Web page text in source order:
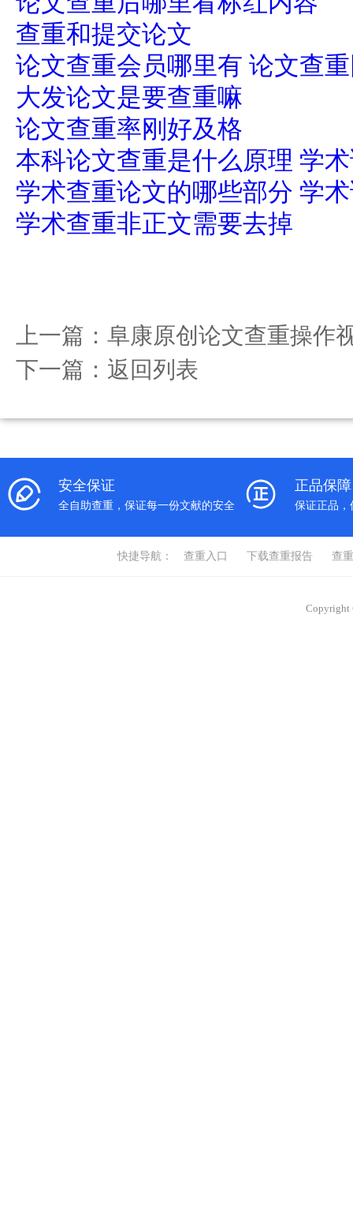
查重和提交论文
论文查重会员哪里有 论文查
大发论文是要查重嘛
论文查重率刚好及格
本科论文查重是什么原理 学
学术查重论文的哪些部分 学
学术查重非正文需要去掉
上一篇： 阜康原创论文查重操作
下一篇： 返回列表
安全保证
全自助查重，保证每一份文献的安全
正品保障
保证正品，
快捷导航： 查重入口 下载查重报告 查
Copyright